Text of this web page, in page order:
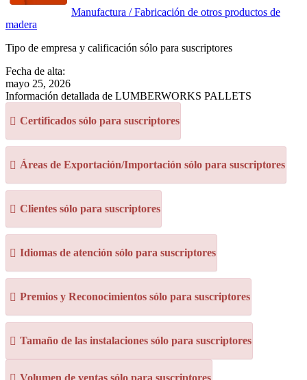
Manufactura / Fabricación de otros productos de
madera
Tipo de empresa y calificación sólo para suscriptores
Fecha de alta:
mayo 25, 2026
Información detallada de LUMBERWORKS PALLETS
Certificados sólo para suscriptores
Áreas de Exportación/Importación sólo para suscriptores
Clientes sólo para suscriptores
Idiomas de atención sólo para suscriptores
Premios y Reconocimientos sólo para suscriptores
Tamaño de las instalaciones sólo para suscriptores
Volumen de ventas sólo para suscriptores